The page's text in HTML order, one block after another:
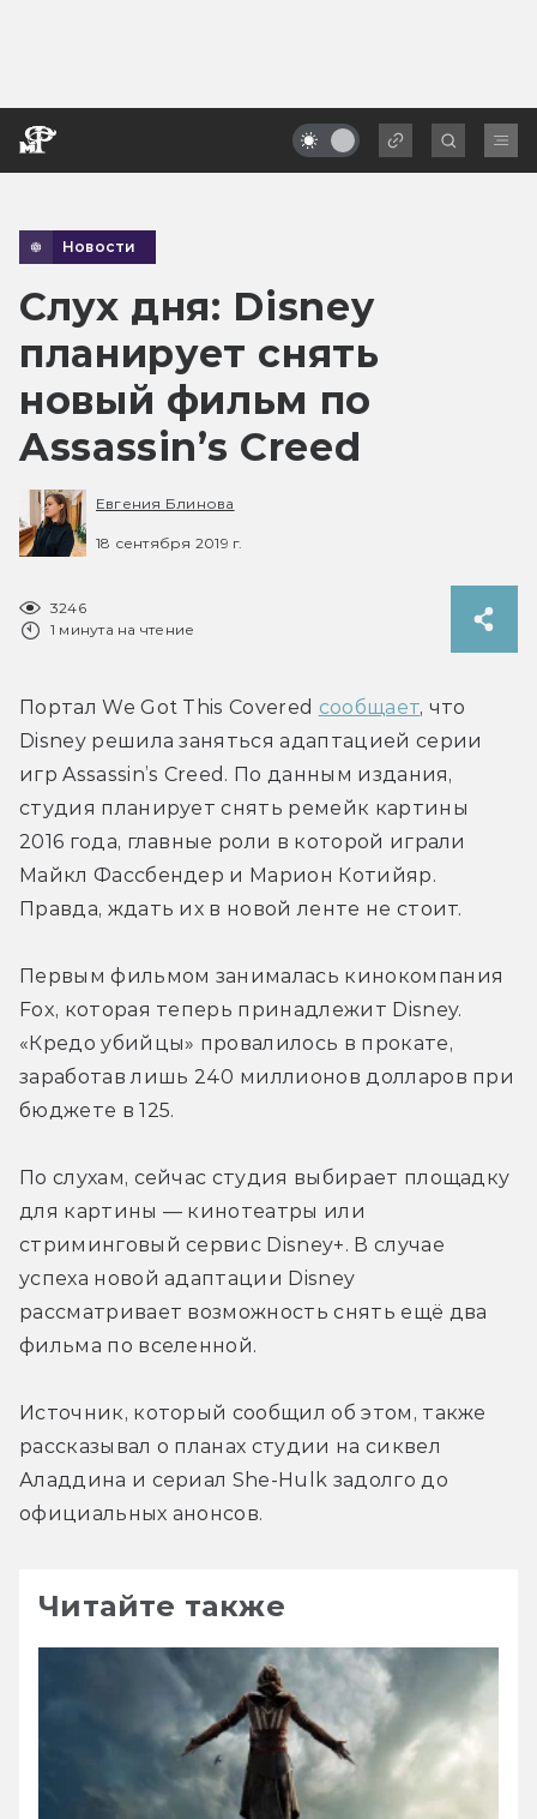
Новости
Слух дня: Disney
планирует снять
новый фильм по
Assassin’s Creed
Евгения Блинова
18 сентября 2019 г.
3246
1 минута на чтение
Портал We Got This Covered сообщает, что
Disney решила заняться адаптацией серии
игр Assassin’s Creed. По данным издания,
студия планирует снять ремейк картины
2016 года, главные роли в которой играли
Майкл Фассбендер и Марион Котийяр.
Правда, ждать их в новой ленте не стоит.
Первым фильмом занималась кинокомпания
Fox, которая теперь принадлежит Disney.
«Кредо убийцы» провалилось в прокате,
заработав лишь 240 миллионов долларов при
бюджете в 125.
По слухам, сейчас студия выбирает площадку
для картины — кинотеатры или
стриминговый сервис Disney+. В случае
успеха новой адаптации Disney
рассматривает возможность снять ещё два
фильма по вселенной.
Источник, который сообщил об этом, также
рассказывал о планах студии на сиквел
Аладдина и сериал She-Hulk задолго до
официальных анонсов.
Читайте также